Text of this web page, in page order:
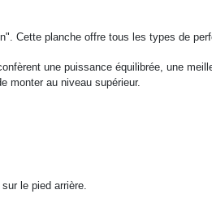
Cette planche offre tous les types de
une puissance équilibrée, une
monter au niveau supérieur.
le pied arrière.